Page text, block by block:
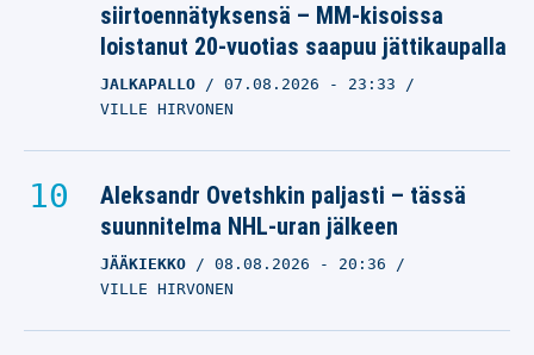
siirtoennätyksensä – MM-kisoissa
loistanut 20-vuotias saapuu jättikaupalla
JALKAPALLO 07.08.2026 - 23:33
VILLE HIRVONEN
Aleksandr Ovetshkin paljasti – tässä
suunnitelma NHL-uran jälkeen
JÄÄKIEKKO 08.08.2026 - 20:36
VILLE HIRVONEN